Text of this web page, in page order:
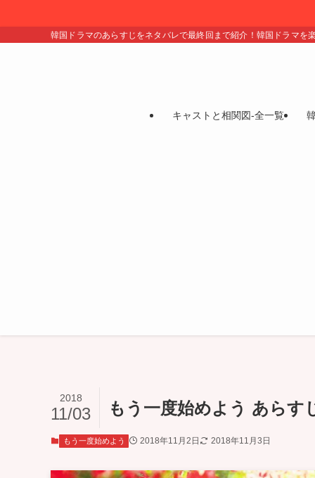
韓国ドラマのあらすじをネタバレで最終回まで紹介！韓国ドラマを
キャストと相関図-全一覧
もう一度始めよう あらす
2018
11/03
もう一度始めよう 2018年11月2日 2018年11月3日